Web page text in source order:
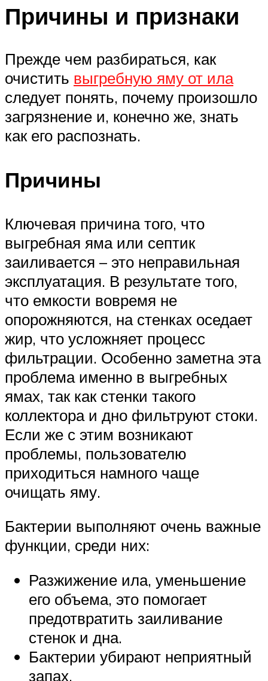
Причины и признаки
Прежде чем разбираться, как
очистить выгребную яму от ила
следует понять, почему произошло
загрязнение и, конечно же, знать
как его распознать.
Причины
Ключевая причина того, что
выгребная яма или септик
заиливается – это неправильная
эксплуатация. В результате того,
что емкости вовремя не
опорожняются, на стенках оседает
жир, что усложняет процесс
фильтрации. Особенно заметна эта
проблема именно в выгребных
ямах, так как стенки такого
коллектора и дно фильтруют стоки.
Если же с этим возникают
проблемы, пользователю
приходиться намного чаще
очищать яму.
Бактерии выполняют очень важные
функции, среди них:
Разжижение ила, уменьшение
его объема, это помогает
предотвратить заиливание
стенок и дна.
Бактерии убирают неприятный
запах.